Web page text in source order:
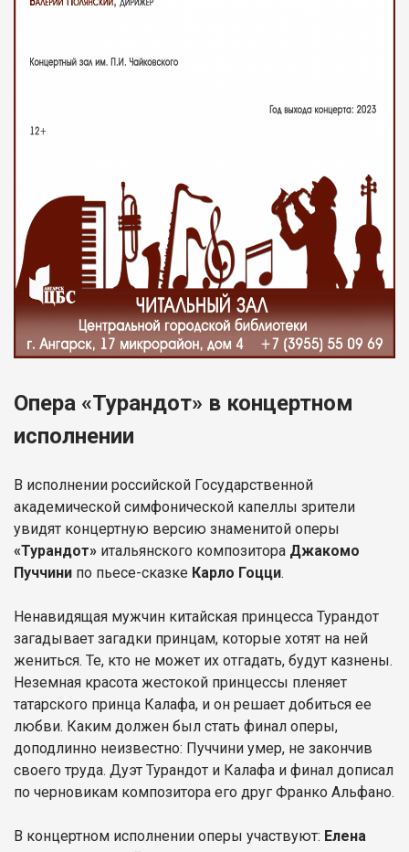
Опера «Турандот» в концертном
исполнении
В исполнении российской Государственной
академической симфонической капеллы зрители
увидят концертную версию знаменитой оперы
«Турандот» итальянского композитора Джакомо
Пуччини по пьесе-сказке Карло Гоцци.
Ненавидящая мужчин китайская принцесса Турандот
загадывает загадки принцам, которые хотят на ней
жениться. Те, кто не может их отгадать, будут казнены.
Неземная красота жестокой принцессы пленяет
татарского принца Калафа, и он решает добиться ее
любви. Каким должен был стать финал оперы,
доподлинно неизвестно: Пуччини умер, не закончив
своего труда. Дуэт Турандот и Калафа и финал дописал
по черновикам композитора его друг Франко Альфано.
В концертном исполнении оперы участвуют: Елена